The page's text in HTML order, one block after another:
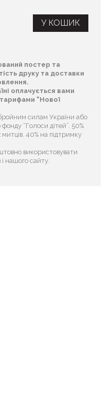
У КОШИК
постер та
друку та доставки
оплачується вами
"Нової
силам України або
“Голоси дітей”. 50%
митців. 40% на підтримку
використовувати
нашого сайту.